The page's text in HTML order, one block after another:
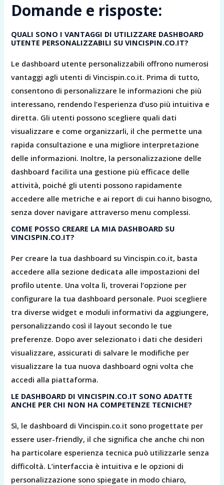
Domande e risposte:
QUALI SONO I VANTAGGI DI UTILIZZARE DASHBOARD
UTENTE PERSONALIZZABILI SU VINCISPIN.CO.IT?
Le dashboard utente personalizzabili offrono numerosi
vantaggi agli utenti di Vincispin.co.it. Prima di tutto,
consentono di personalizzare le informazioni che più
interessano, rendendo l’esperienza d’uso più intuitiva e
diretta. Gli utenti possono scegliere quali dati
visualizzare e come organizzarli, il che permette una
rapida consultazione e una migliore interpretazione
delle informazioni. Inoltre, la personalizzazione delle
dashboard facilita una gestione più efficace delle
attività, poiché gli utenti possono rapidamente
accedere alle metriche e ai report di cui hanno bisogno,
senza dover navigare attraverso menu complessi.
COME POSSO CREARE LA MIA DASHBOARD SU
VINCISPIN.CO.IT?
Per creare la tua dashboard su Vincispin.co.it, basta
accedere alla sezione dedicata alle impostazioni del
profilo utente. Una volta lì, troverai l’opzione per
configurare la tua dashboard personale. Puoi scegliere
tra diverse widget e moduli informativi da aggiungere,
personalizzando così il layout secondo le tue
preferenze. Dopo aver selezionato i dati che desideri
visualizzare, assicurati di salvare le modifiche per
visualizzare la tua nuova dashboard ogni volta che
accedi alla piattaforma.
LE DASHBOARD DI VINCISPIN.CO.IT SONO ADATTE
ANCHE PER CHI NON HA COMPETENZE TECNICHE?
Sì, le dashboard di Vincispin.co.it sono progettate per
essere user-friendly, il che significa che anche chi non
ha particolare esperienza tecnica può utilizzarle senza
difficoltà. L’interfaccia è intuitiva e le opzioni di
personalizzazione sono spiegate in modo chiaro,